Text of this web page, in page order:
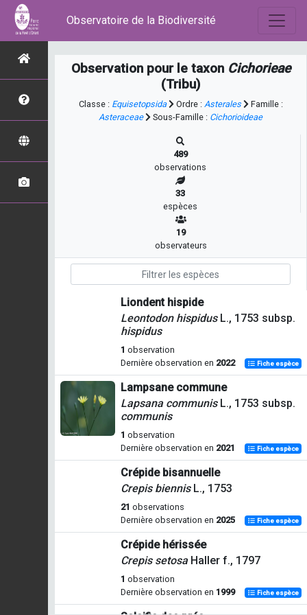
Observatoire de la Biodiversité
Observation pour le taxon Cichorieae
(Tribu)
Classe : Equisetopsida Ordre : Asterales
Famille :
Asteraceae
Sous-Famille : Cichorioideae
489
observations
33
espèces
19
observateurs
Liondent hispide
Leontodon hispidus L., 1753 subsp.
hispidus
1 observation
Dernière observation en 2022 Fiche espèce
Lampsane commune
Lapsana communis L., 1753 subsp.
communis
1 observation
Dernière observation en 2021 Fiche espèce
Crépide bisannuelle
Crepis biennisL., 1753
21 observations
Dernière observation en 2025 Fiche espèce
Crépide hérissée
Crepis setosaHaller f., 1797
1 observation
Dernière observation en 1999 Fiche espèce